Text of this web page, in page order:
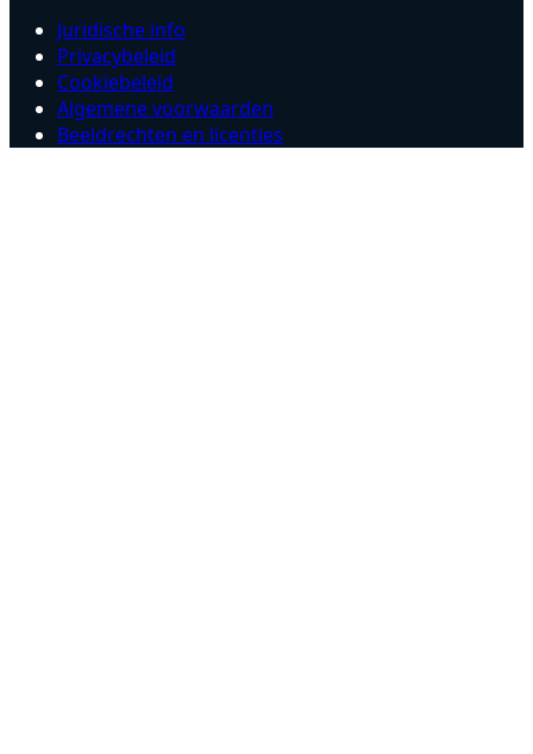
Juridische info
Privacybeleid
Cookiebeleid
Algemene voorwaarden
Beeldrechten en licenties